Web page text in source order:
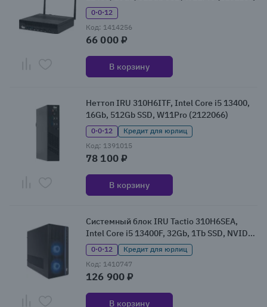
0·0·12
Код: 1414256
66 000 ₽
В корзину
Неттоп IRU 310H6ITF, Intel Core i5 13400,
16Gb, 512Gb SSD, W11Pro (2122066)
0·0·12
Кредит для юрлиц
Код: 1391015
78 100 ₽
В корзину
Системный блок IRU Tactio 310H6SEA,
Intel Core i5 13400F, 32Gb, 1Tb SSD, NVIDIA
GeForce RTX 5060, Без ОС (2121934)
0·0·12
Кредит для юрлиц
Код: 1410747
126 900 ₽
В корзину